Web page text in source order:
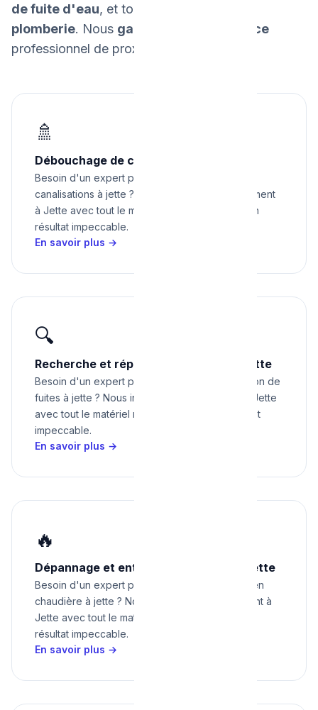
de fuite d'eau, et tous vos
plomberie. Nous garantissons un service
professionnel de proximité.
🚿
Débouchage de canalisations à Jette
Besoin d'un expert pour débouchage de
canalisations à jette ? Nous intervenons rapidement
à Jette avec tout le matériel nécessaire pour un
résultat impeccable.
En savoir plus →
🔍
Recherche et réparation de fuites à Jette
Besoin d'un expert pour recherche et réparation de
fuites à jette ? Nous intervenons rapidement à Jette
avec tout le matériel nécessaire pour un résultat
impeccable.
En savoir plus →
🔥
Dépannage et entretien chaudière à Jette
Besoin d'un expert pour dépannage et entretien
chaudière à jette ? Nous intervenons rapidement à
Jette avec tout le matériel nécessaire pour un
résultat impeccable.
En savoir plus →